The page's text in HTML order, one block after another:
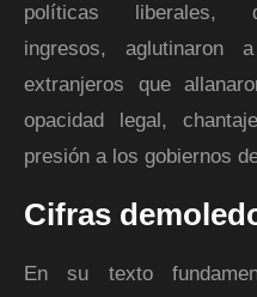
políticas liberales,
ingresos, aglutinaron
extranjeros que
opacidad legal,
presión a los gobiernos
Cifras
En su texto